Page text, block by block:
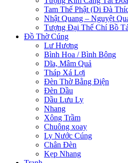
Tam Thế Phật (Di Đà
Nhật Quang – Nguyệt
Tượng Đại Thế Chí Bồ
Đồ Thờ Cúng
Lư Hương
Bình Hoa / Bình Bông
Dĩa, Mâm Quả
Tháp Xá Lợi
Đèn Thờ Bằng Điện
Đèn Dầu
Dầu Lưu Ly
Nhang
Xông Trầm
Chuông xoay
Ly Nước Cúng
Chân Đèn
Kẹp Nhang